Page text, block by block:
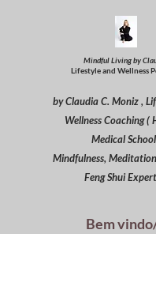
Mindful Living by
Lifestyle and Wellness
by Claudia C. Moniz ,
Wellness Coaching (
Medical
Mindfulness,
Feng Shui
Bem